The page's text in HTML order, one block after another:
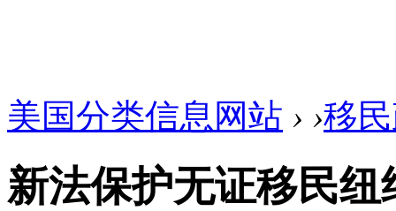
美国分类信息网站 › ›移
新法保护无证移民